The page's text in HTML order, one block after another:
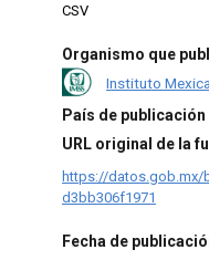
CSV
Organismo que
Instituto
País de publicación
URL original de la
https://datos.gob.mx/
d3bb306f1971
Fecha de